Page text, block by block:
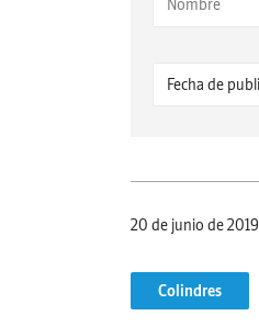
20 de junio de 2019
Colindres